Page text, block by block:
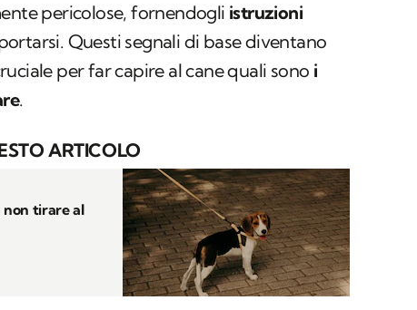
pericolose, fornendogli istruzioni
Questi segnali di base diventano
per far capire al cane quali sono i
.
ARTICOLO
non tirare al